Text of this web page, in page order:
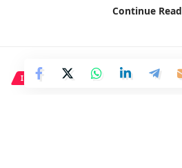
Continue
INTERNACIONAL